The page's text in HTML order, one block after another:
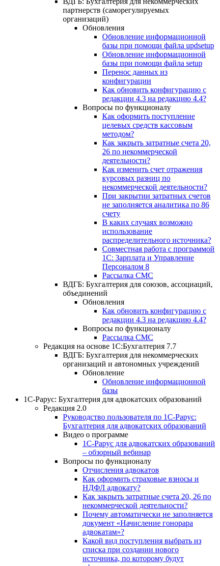
партнерств (саморегулируемых
организаций)
Обновления
Обновление информационной
базы при помощи файла updsetup
Обновление информационной
базы при помощи файла setup
Перенос данных из
конфигурации
Как обновить конфигурацию с
редакции 4.3 на редакцию 4.4?
Вопросы по функционалу
Как оформить поступление
целевых средств кассовым
методом?
Как закрыть затратные счета 20,
26 по некоммерческой
деятельности?
Как изменить счет отражения
курсовых разниц по
некоммерческой деятельности?
При закрытии затратных счетов
не заполняется аналитика по 86
счету
В каких случаях возможно
использование
распределительного источника?
Совместная работа с программой
1С: Зарплата и Управление
Персоналом 8
Рассылка СМС
ВДГБ: Бухгалтерия для союзов, ассоциаций,
объединений
Обновления
Как обновить конфигурацию с
редакции 4.3 на редакцию 4.4?
Вопросы по функционалу
Рассылка СМС
Редакция на основе 1С:Бухгалтерия 7.7
ВДГБ: Бухгалтерия для некоммерческих
организаций и автономных учреждений
Обновление
Обновление информационной
базы
1С-Рарус: Бухгалтерия для адвокатских образований
Редакция 2.0
Руководство пользователя по 1С-Рарус:
Бухгалтерия для адвокатских образований
Видео о программе
1С-Рарус для адвокатских образований
– обзорный вебинар
Вопросы по функционалу
Отчисления адвокатов
Как оформить страховые взносы и
НДФЛ адвокату?
Как закрыть затратные счета 20, 26 по
некоммерческой деятельности?
Почему автоматически не заполняется
документ «Начисление гонорара
адвокатам»?
Какой вид поступления выбрать из
списка при создании нового
источника, по которому будут